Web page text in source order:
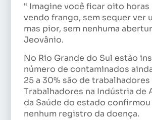
“ Imagine você ficar oito
vendo frango, sem sequer ver
mas pior, sem nenhuma
Jeovânio.
No Rio Grande do Sul estão
número de contaminados
25 a 30% são de
Trabalhadores na Indústria de
da Saúde do estado
nenhum registro da doença.